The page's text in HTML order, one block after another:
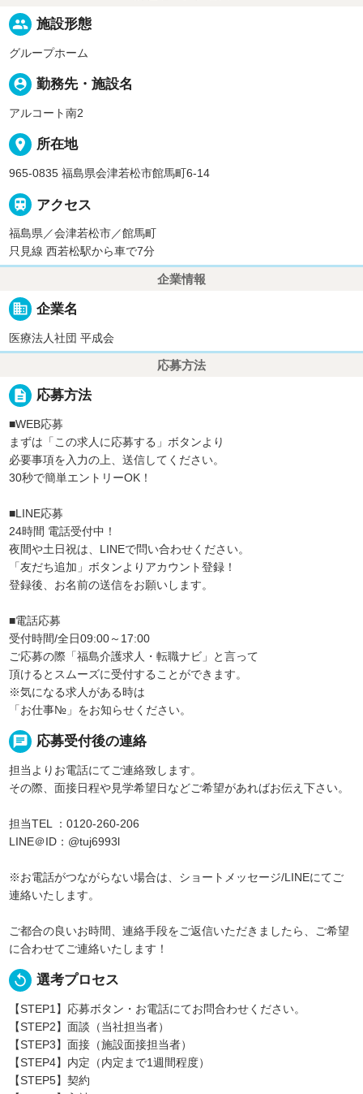
people 施設形態
グループホーム
person_pin 勤務先・施設名
アルコート南2
place 所在地
965-0835 福島県会津若松市館馬町6-14
 アクセス
福島県／会津若松市／館馬町
只見線 西若松駅から車で7分
企業情報
business 企業名
医療法人社団 平成会
応募方法
description 応募方法
■WEB応募
まずは「この求人に応募する」ボタンより
必要事項を入力の上、送信してください。
30秒で簡単エントリーOK！
■LINE応募
24時間 電話受付中！
夜間や土日祝は、LINEで問い合わせください。
「友だち追加」ボタンよりアカウント登録！
登録後、お名前の送信をお願いします。
■電話応募
受付時間/全日09:00～17:00
ご応募の際「福島介護求人・転職ナビ」と言って
頂けるとスムーズに受付することができます。
※気になる求人がある時は
「お仕事№」をお知らせください。
chat 応募受付後の連絡
担当よりお電話にてご連絡致します。
その際、面接日程や見学希望日などご希望があればお伝え下さい。
担当TEL ：0120-260-206
LINE＠ID：@tuj6993l
※お電話がつながらない場合は、ショートメッセージ/LINEにてご
連絡いたします。
ご都合の良いお時間、連絡手段をご返信いただきましたら、ご希望
に合わせてご連絡いたします！
replay 選考プロセス
【STEP1】応募ボタン・お電話にてお問合わせください。
【STEP2】面談（当社担当者）
【STEP3】面接（施設面接担当者）
【STEP4】内定（内定まで1週間程度）
【STEP5】契約